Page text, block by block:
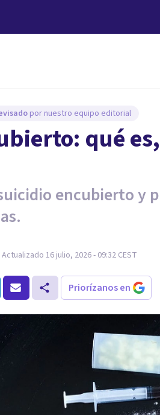
por nuestro equipo editorial
qué
encubierto y
16 julio, 2026 - 09:32 CEST
Priorízanos en